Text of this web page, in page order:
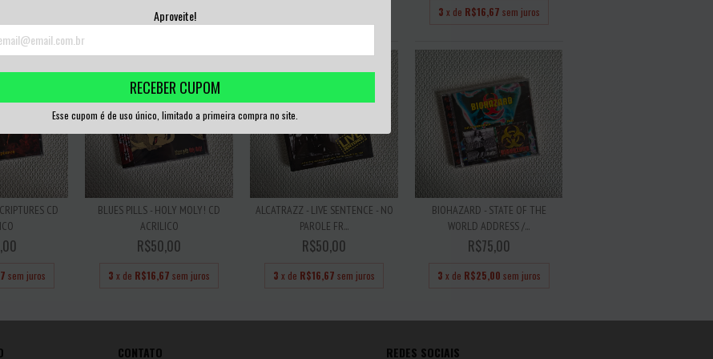
Aproveite!
RECEBER CUPOM
Esse cupom é de uso único, limitado a primeira compra no site.
R$16,67sem juros 3 x de R$16,67 sem juros
CD
sem juros
BLUES PILLS - HOLY MOLY! CD
ACRILICO
R$50,00
3 x de R$16,67 sem juros
ALCATRAZZ - LIVE SENTENCE - NO
PAROLE FR...
R$50,00
3 x de R$16,67 sem juros
BIOHAZARD - STATE OF THE
WORLD ADDRESS /...
R$75,00
3 x de R$25,00 sem juros
CONTATO REDES SOCIAIS